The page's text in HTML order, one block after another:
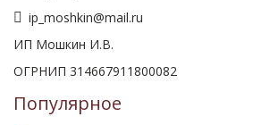
ip_moshkin@mail.ru
ИП Мошкин И.В.
ОГРНИП 314667911800082
Популярное